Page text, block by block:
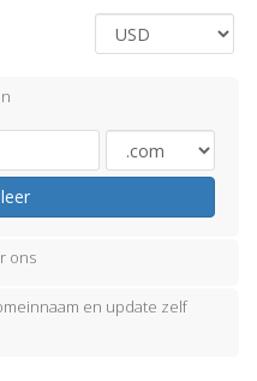
ons
en update zelf